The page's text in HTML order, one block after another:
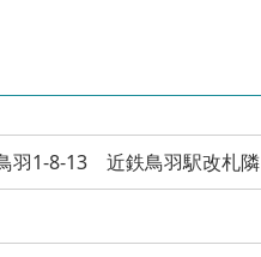
羽1-8-13 近鉄鳥羽駅改札隣